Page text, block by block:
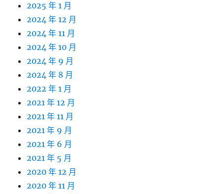
2025 年 1 月
2024 年 12 月
2024 年 11 月
2024 年 10 月
2024 年 9 月
2024 年 8 月
2022 年 1 月
2021 年 12 月
2021 年 11 月
2021 年 9 月
2021 年 6 月
2021 年 5 月
2020 年 12 月
2020 年 11 月